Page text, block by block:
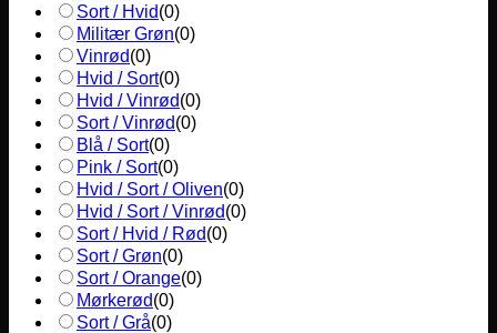
Sort / Hvid(0)
Militær Grøn(0)
Vinrød(0)
Hvid / Sort(0)
Hvid / Vinrød(0)
Sort / Vinrød(0)
Blå / Sort(0)
Pink / Sort(0)
Hvid / Sort / Oliven(0)
Hvid / Sort / Vinrød(0)
Sort / Hvid / Rød(0)
Sort / Grøn(0)
Sort / Orange(0)
Mørkerød(0)
Sort / Grå(0)